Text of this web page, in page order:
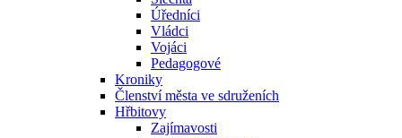
Úředníci
Vládci
Vojáci
Pedagogové
Kroniky
Členství města ve sdruženích
Hřbitovy
Zajímavosti